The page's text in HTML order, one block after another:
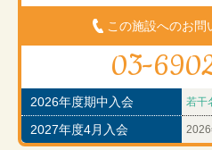
この施設へのお問
03-
2026年度期中入会 若干
2027年度4月入会